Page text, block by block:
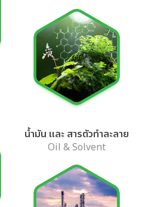
น้ำมัน และ สารตัวทำละลาย
Oil & Solvent